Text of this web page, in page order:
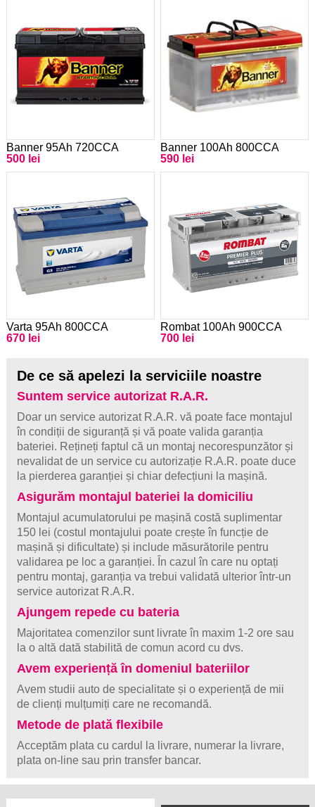
Banner 95Ah 720CCA
500 lei
Banner 100Ah 800CCA
590 lei
Varta 95Ah 800CCA
670 lei
Rombat 100Ah 900CCA
700 lei
De ce să apelezi la serviciile noastre
Suntem service autorizat R.A.R.
Doar un service autorizat R.A.R. vă poate face montajul
în condiții de siguranță și vă poate valida garanția
bateriei. Rețineți faptul că un montaj necorespunzător și
nevalidat de un service cu autorizație R.A.R. poate duce
la pierderea garanției și chiar defecțiuni la mașină.
Asigurăm montajul bateriei la domiciliu
Montajul acumulatorului pe mașină costă suplimentar
150 lei (costul montajului poate crește în funcție de
mașină și dificultate) și include măsurătorile pentru
validarea pe loc a garanției. În cazul în care nu optați
pentru montaj, garanția va trebui validată ulterior într-un
service autorizat R.A.R.
Ajungem repede cu bateria
Majoritatea comenzilor sunt livrate în maxim 1-2 ore sau
la o altă dată stabilită de comun acord cu dvs.
Avem experiență în domeniul bateriilor
Avem studii auto de specialitate și o experiență de mii
de clienți mulțumiți care ne recomandă.
Metode de plată flexibile
Acceptăm plata cu cardul la livrare, numerar la livrare,
plata on-line sau prin transfer bancar.